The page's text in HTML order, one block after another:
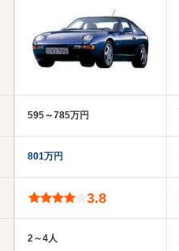
595～785万円
801万円
3.8
2～4人